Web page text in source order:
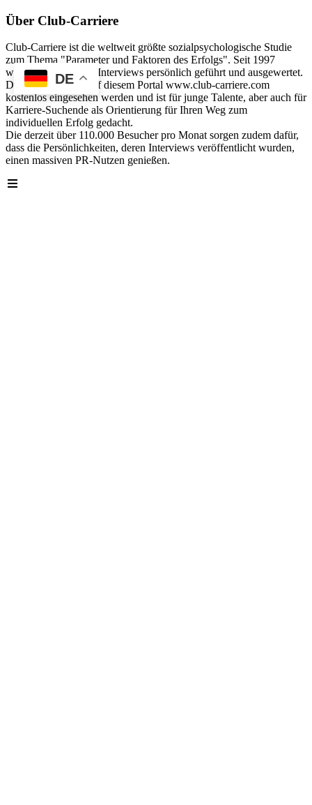
DE
Über Club-Carriere
Club-Carriere ist die weltweit größte sozialpsychologische Studie
zum Thema "Parameter und Faktoren des Erfolgs". Seit 1997
wurden über 40.000 Interviews persönlich geführt und ausgewertet.
Die Analyse kann auf diesem Portal www.club-carriere.com
kostenlos eingesehen werden und ist für junge Talente, aber auch für
Karriere-Suchende als Orientierung für Ihren Weg zum
individuellen Erfolg gedacht.
Die derzeit über 110.000 Besucher pro Monat sorgen zudem dafür,
dass die Persönlichkeiten, deren Interviews veröffentlicht wurden,
einen massiven PR-Nutzen genießen.